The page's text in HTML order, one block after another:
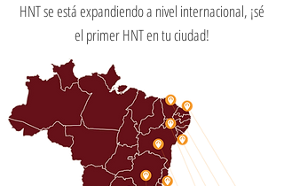
HNT se está expandiendo a nivel internacional, ¡sé
el primer HNT en tu ciudad!